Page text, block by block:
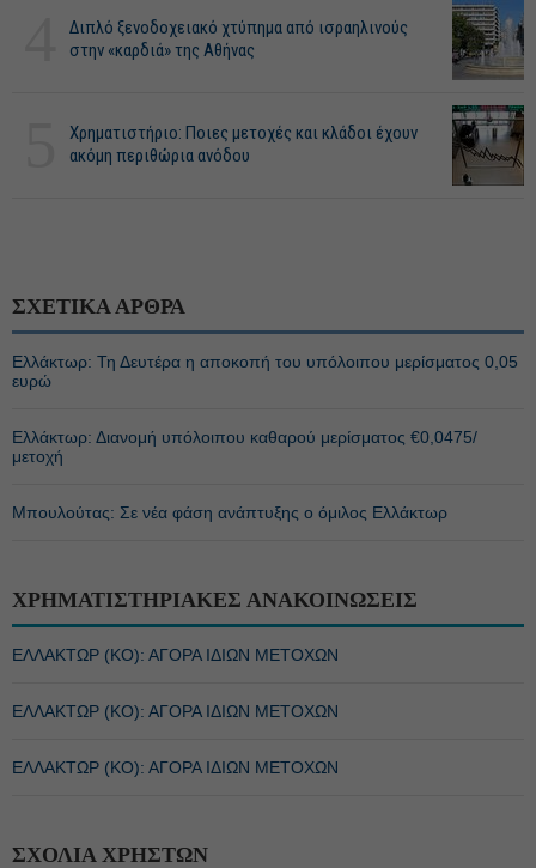
Διπλό ξενοδοχειακό χτύπημα από ισραηλινούς
στην «καρδιά» της Αθήνας
Χρηματιστήριο: Ποιες μετοχές και κλάδοι έχουν
ακόμη περιθώρια ανόδου
ΣΧΕΤΙΚΑ ΑΡΘΡΑ
Ελλάκτωρ: Τη Δευτέρα η αποκοπή του υπόλοιπου μερίσματος 0,05
ευρώ
Ελλάκτωρ: Διανομή υπόλοιπου καθαρού μερίσματος €0,0475/
μετοχή
Μπουλούτας: Σε νέα φάση ανάπτυξης ο όμιλος Ελλάκτωρ
ΧΡΗΜΑΤΙΣΤΗΡΙΑΚΕΣ ΑΝΑΚΟΙΝΩΣΕΙΣ
ΕΛΛΑΚΤΩΡ (ΚΟ): ΑΓΟΡΑ ΙΔΙΩΝ ΜΕΤΟΧΩΝ
ΕΛΛΑΚΤΩΡ (ΚΟ): ΑΓΟΡΑ ΙΔΙΩΝ ΜΕΤΟΧΩΝ
ΕΛΛΑΚΤΩΡ (ΚΟ): ΑΓΟΡΑ ΙΔΙΩΝ ΜΕΤΟΧΩΝ
ΣΧΟΛΙΑ ΧΡΗΣΤΩΝ